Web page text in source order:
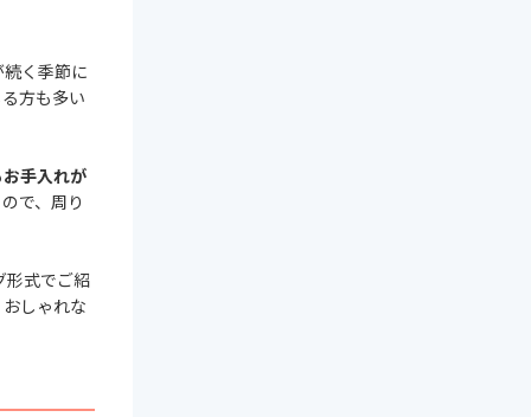
く季節に
方も多い
手入れが
で、周り
形式でご紹
しゃれな